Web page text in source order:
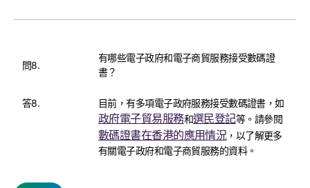
問8.
有哪些電子政府和電子商貿服務接受數碼證
書？
答8. 目前，有多項電子政府服務接受數碼證書，如
政府電子貿易服務和選民登記等。請參閱
數碼證書在香港的應用情況，以了解更多
有關電子政府和電子商貿服務的資料。